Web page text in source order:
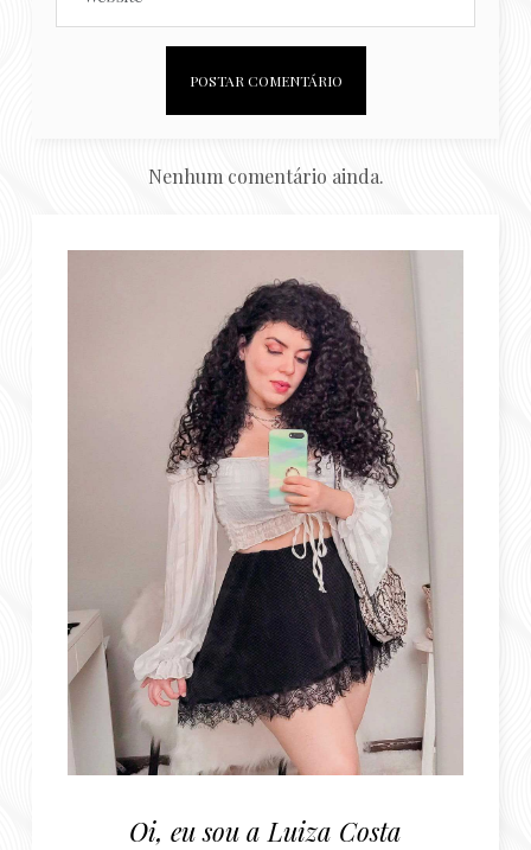
Nenhum comentário ainda.
Oi, eu sou a Luiza Costa